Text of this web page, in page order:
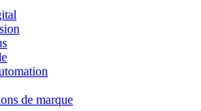
de marque